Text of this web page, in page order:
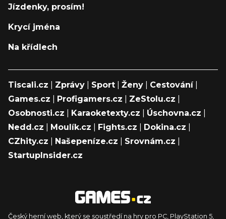
Jízdenky, prosím!
Krycí jména
Na křídlech
Tiscali.cz Zprávy Sport Ženy Cestování|
Games.cz
Profigamers.cz ZeStolu.cz
Osobnosti.cz
Karaoketexty.cz Úschovna.cz
Nedd.cz
Moulík.cz Fights.cz Dokina.cz
CZhity.cz
Našepeníze.cz Srovnám.cz
StartupInsider.cz
Český herní web, který se soustředí na hry pro PC, PlayStation 5,